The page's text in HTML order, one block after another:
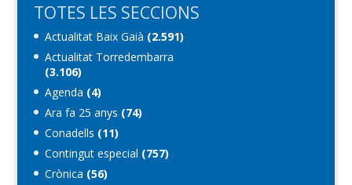
TOTES LES SECCIONS
Actualitat Baix Gaià (2.591)
Actualitat Torredembarra
(3.106)
Agenda (4)
Ara fa 25 anys (74)
Conadells (11)
Contingut especial (757)
Crònica (56)